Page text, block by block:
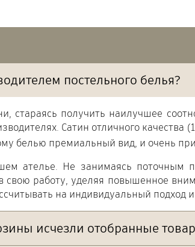
постельного белья?
стараясь получить наилучшее
Сатин отличного
белью премиальный вид, и очень
ателье. Не занимаясь поточным
свою работу, уделяя повышенное
на индивидуальный подход
исчезли отобранные